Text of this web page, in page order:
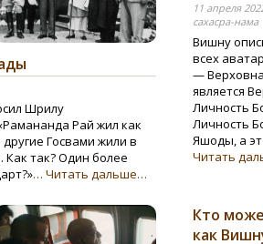
Шрилу
Рай жил как
Госвами жили в
Как так? Один более
… Читать дальше…
11 апреля
сахасра-нама
Вишну
всех
—
является
Личность
Личность
Яшоды, а
Читать
Кто
как